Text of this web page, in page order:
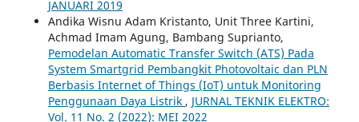
JANUARI 2019
Andika Wisnu Adam Kristanto, Unit Three Kartini,
Achmad Imam Agung, Bambang Suprianto,
Pemodelan Automatic Transfer Switch (ATS) Pada
System Smartgrid Pembangkit Photovoltaic dan PLN
Berbasis Internet of Things (IoT) untuk Monitoring
Penggunaan Daya Listrik , JURNAL TEKNIK ELEKTRO:
Vol. 11 No. 2 (2022): MEI 2022